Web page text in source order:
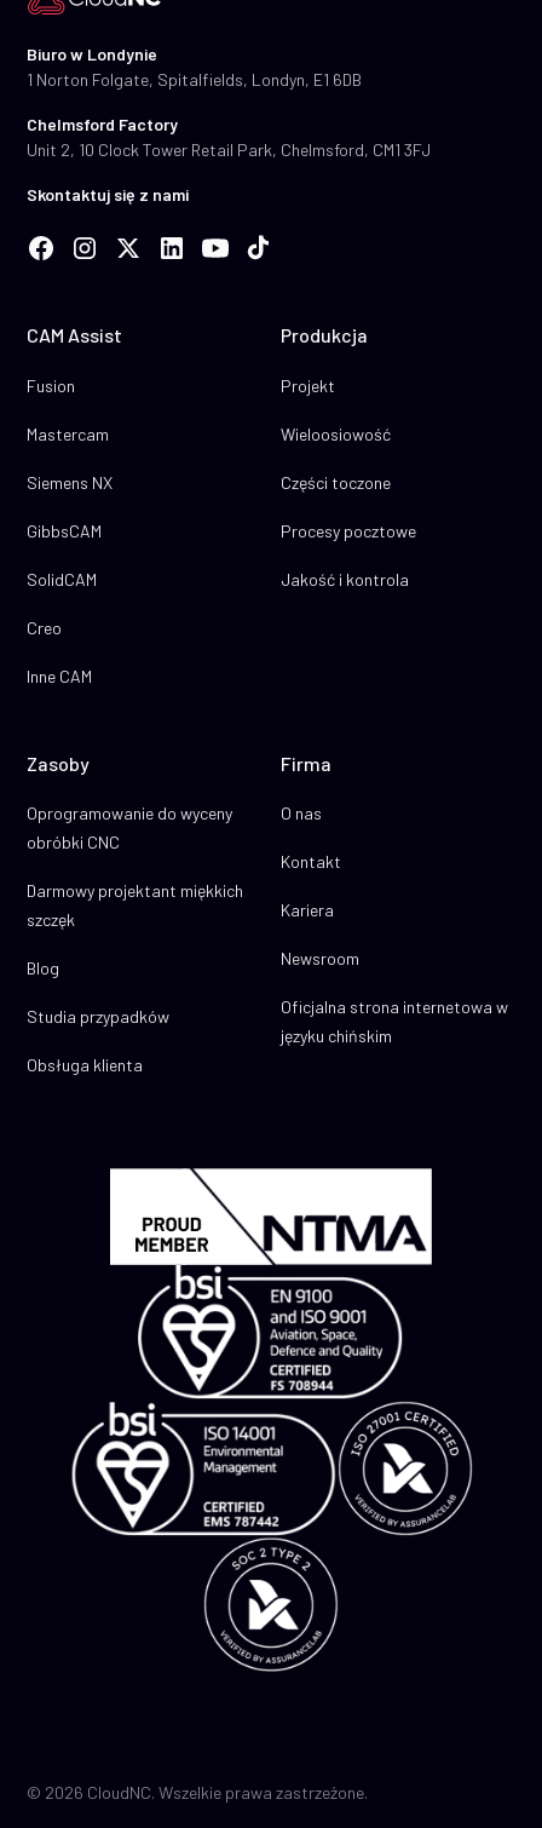
Biuro w Londynie
1 Norton Folgate, Spitalfields, Londyn, E1 6DB
Chelmsford Factory
Unit 2, 10 Clock Tower Retail Park, Chelmsford, CM1 3FJ
Skontaktuj się z nami
CAM Assist
Fusion
Mastercam
Siemens NX
GibbsCAM
SolidCAM
Creo
Inne CAM
Produkcja
Projekt
Wieloosiowość
Części toczone
Procesy pocztowe
Jakość i kontrola
Zasoby
Oprogramowanie do wyceny
obróbki CNC
Darmowy projektant miękkich
szczęk
Blog
Studia przypadków
Obsługa klienta
Firma
O nas
Kontakt
Kariera
Newsroom
Oficjalna strona internetowa w
języku chińskim
© 2026 CloudNC. Wszelkie prawa zastrzeżone.